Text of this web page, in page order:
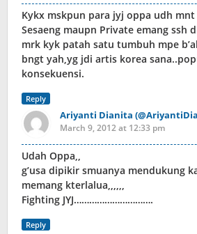
Kykx mskpun para jyj oppa udh mnt
Sesaeng maupn Private emang ssh
mrk kyk patah satu tumbuh mpe
bngt yah,yg jdi artis korea
konsekuensi.
Reply
Ariyanti Dianita
March 9, 2012 at 12:33 pm
Udah Oppa,,
g’usa dipikir smuanya mendukung
memang kterlalua,,,,,,
Fighting JYJ………………………….
Reply